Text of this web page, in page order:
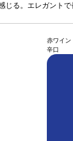
は自動的に次のヴ
じる。エレガント
は自動的に次のヴ
赤ワイン
辛口